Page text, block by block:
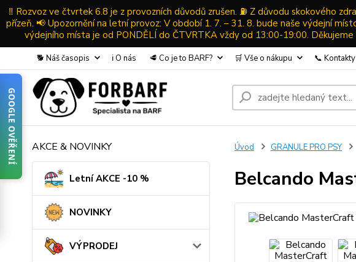
‼️ Rozvoz ve čtvrtek 6.8 je z provozních důvodů zrušen. ⛽ Z důvodu skokového
přízeň. 📢 Upozornění na letní provoz: V období 1. 7. – 31. 8. bude naše výdejní
výdejního místa je od PONDĚLÍ do ČTVRTKA vždy od 13:00-19:00.
🐕 Náš časopis ℹ️ O nás 🥩 Co je to BARF? 🛒 Vše o nákupu 📞 Kontakty
AKCE & NOVINKY
Letní AKCE -10 %
NOVINKY
VÝPRODEJ
Úvod GRANULE PRO PSY
Belcando
GOOGLE OVĚŘENÍ